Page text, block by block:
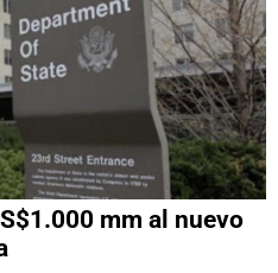
mm al nuevo